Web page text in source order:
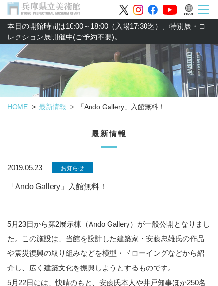
本日の開館時間は10:00～18:00（入場17:30迄）。特別展・コ
レクション展開催中(ご予約不要)。
HOME 最新情報 「Ando Gallery」入館無料！
最新情報
2019.05.23 お知らせ
「Ando Gallery」入館無料！
5月23日から第2展示棟（Ando Gallery）が一般公開となりまし
た。この施設は、当館を設計した建築家・安藤忠雄氏の作品
や震災復興の取り組みなどを模型・ドローイングなどから紹
介し、広く建築文化を振興しようとするものです。
5月22日には、快晴のもと、安藤氏本人や井戸知事ほか250名